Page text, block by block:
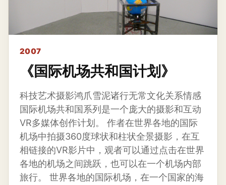
2007
《国际机场共和国计划》
科技艺术摄影鸿爪雪泥诸行无常文化关系情感
国际机场共和国系列是一个庞大的摄影和互动
VR多媒体创作计划。 作者在世界各地的国际
机场中拍摄360度球状和柱状全景摄影，在互
相链接的VR影片中，观者可以通过点击在世界
各地的机场之间跳跃，也可以在一个机场内部
旅行。 世界各地的国际机场，在一个国家的海